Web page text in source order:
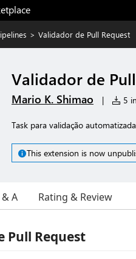
> Validador de Pull Request
Validador de
Mario K. Shimao | 5
Task para validação
This extension is now
A Rating & Review
Pull Request